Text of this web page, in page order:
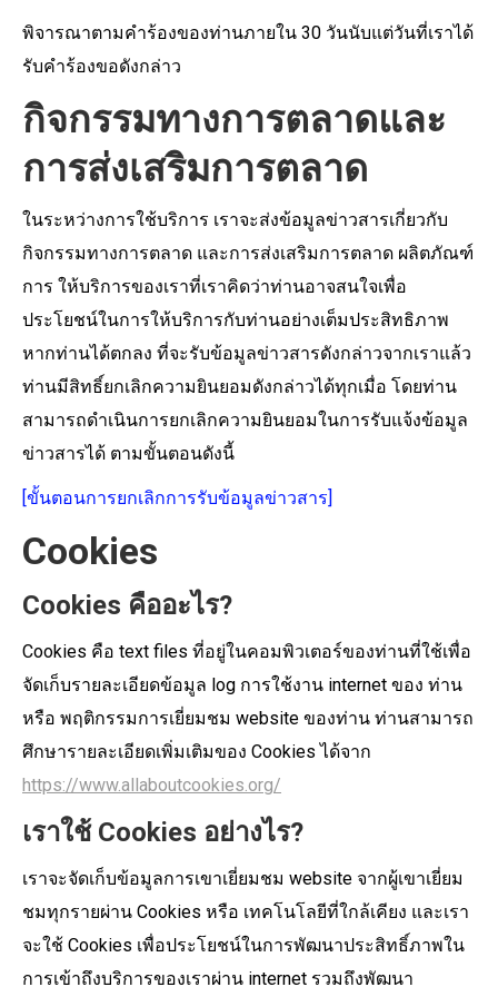
พิจารณาตามคำร้องของท่านภายใน 30 วันนับแต่วันที่เราได้
รับคำร้องขอดังกล่าว
กิจกรรมทางการตลาดและ
การส่งเสริมการตลาด
ในระหว่างการใช้บริการ เราจะส่งข้อมูลข่าวสารเกี่ยวกับ
กิจกรรมทางการตลาด และการส่งเสริมการตลาด ผลิตภัณฑ์
การ ให้บริการของเราที่เราคิดว่าท่านอาจสนใจเพื่อ
ประโยชน์ในการให้บริการกับท่านอย่างเต็มประสิทธิภาพ
หากท่านได้ตกลง ที่จะรับข้อมูลข่าวสารดังกล่าวจากเราแล้ว
ท่านมีสิทธิ์ยกเลิกความยินยอมดังกล่าวได้ทุกเมื่อ โดยท่าน
สามารถดำเนินการยกเลิกความยินยอมในการรับแจ้งข้อมูล
ข่าวสารได้ ตามขั้นตอนดังนี้
[ขั้นตอนการยกเลิกการรับข้อมูลข่าวสาร]
Cookies
Cookies คืออะไร?
Cookies คือ text files ที่อยู่ในคอมพิวเตอร์ของท่านที่ใช้เพื่อ
จัดเก็บรายละเอียดข้อมูล log การใช้งาน internet ของ ท่าน
หรือ พฤติกรรมการเยี่ยมชม website ของท่าน ท่านสามารถ
ศึกษารายละเอียดเพิ่มเติมของ Cookies ได้จาก
https://www.allaboutcookies.org/
เราใช้ Cookies อย่างไร?
เราจะจัดเก็บข้อมูลการเขาเยี่ยมชม website จากผู้เขาเยี่ยม
ชมทุกรายผ่าน Cookies หรือ เทคโนโลยีที่ใกล้เคียง และเรา
จะใช้ Cookies เพื่อประโยชน์ในการพัฒนาประสิทธิ์ภาพใน
การเข้าถึงบริการของเราผ่าน internet รวมถึงพัฒนา